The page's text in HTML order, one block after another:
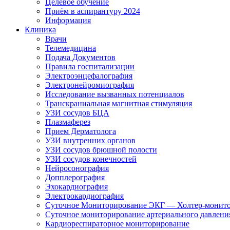
Приём в аспирантуру 2024
Информация
Клиника
Врачи
Телемедицина
Подача Документов
Правила госпитализации
Электроэнцефалография
Электронейромиография
Исследование вызванных потенциалов
Транскраниальная магнитная стимуляция
УЗИ сосудов БЦА
Плазмаферез
Прием Дерматолога
УЗИ внутренних органов
УЗИ сосудов брюшной полости
УЗИ сосудов конечностей
Нейросонография
Допплерография
Эхокардиография
Электрокардиография
Суточное Мониторирование ЭКГ — Холтер-
Суточное мониторирование артериального
Кардиореспираторное мониторирование